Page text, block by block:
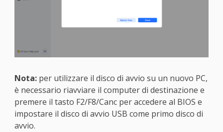
Nota:per utilizzare il disco di avvio su un nuovo PC,
è necessario riavviare il computer di destinazione e
premere il tasto F2/F8/Canc per accedere al BIOS e
impostare il disco di avvio USB come primo disco di
avvio.